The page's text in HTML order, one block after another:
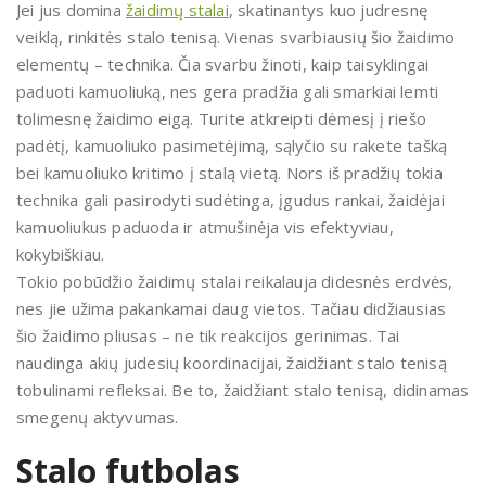
Jei jus domina žaidimų stalai, skatinantys kuo judresnę
veiklą, rinkitės stalo tenisą. Vienas svarbiausių šio žaidimo
elementų – technika. Čia svarbu žinoti, kaip taisyklingai
paduoti kamuoliuką, nes gera pradžia gali smarkiai lemti
tolimesnę žaidimo eigą. Turite atkreipti dėmesį į riešo
padėtį, kamuoliuko pasimetėjimą, sąlyčio su rakete tašką
bei kamuoliuko kritimo į stalą vietą. Nors iš pradžių tokia
technika gali pasirodyti sudėtinga, įgudus rankai, žaidėjai
kamuoliukus paduoda ir atmušinėja vis efektyviau,
kokybiškiau.
Tokio pobūdžio žaidimų stalai reikalauja didesnės erdvės,
nes jie užima pakankamai daug vietos. Tačiau didžiausias
šio žaidimo pliusas – ne tik reakcijos gerinimas. Tai
naudinga akių judesių koordinacijai, žaidžiant stalo tenisą
tobulinami refleksai. Be to, žaidžiant stalo tenisą, didinamas
smegenų aktyvumas.
Stalo futbolas